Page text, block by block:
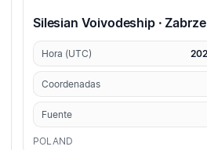
Silesian Voivodeship · Zabrze
Hora (UTC)
Coordenadas
Fuente
POLAND